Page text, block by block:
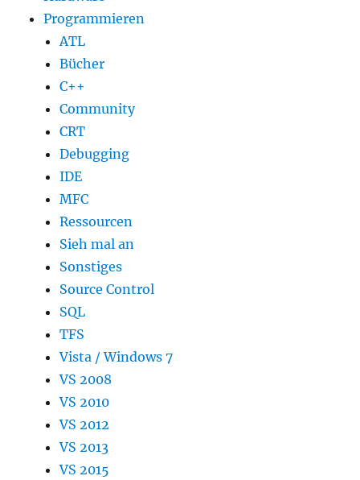
Programmieren
ATL
Bücher
C++
Community
CRT
Debugging
IDE
MFC
Ressourcen
Sieh mal an
Sonstiges
Source Control
SQL
TFS
Vista / Windows 7
VS 2008
VS 2010
VS 2012
VS 2013
VS 2015